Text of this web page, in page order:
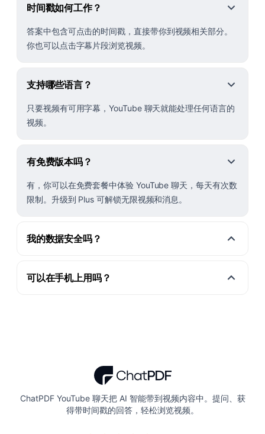
时间戳如何工作？
答案中包含可点击的时间戳，直接带你到视频相关部分。
你也可以点击字幕片段浏览视频。
支持哪些语言？
只要视频有可用字幕，YouTube 聊天就能处理任何语言的
视频。
有免费版本吗？
有，你可以在免费套餐中体验 YouTube 聊天，每天有次数
限制。升级到 Plus 可解锁无限视频和消息。
我的数据安全吗？
可以在手机上用吗？
ChatPDF YouTube 聊天把 AI 智能带到视频内容中。提问、获
得带时间戳的回答，轻松浏览视频。